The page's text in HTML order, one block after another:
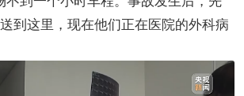
到这里，现在他们正在医院的外科病